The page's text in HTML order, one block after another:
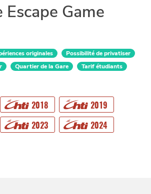
Escape Game
originales
Possibilité de privatiser
Quartier de la Gare
Tarif étudiants
2018
2019
2023
2024
CHTITE
CANAILLE